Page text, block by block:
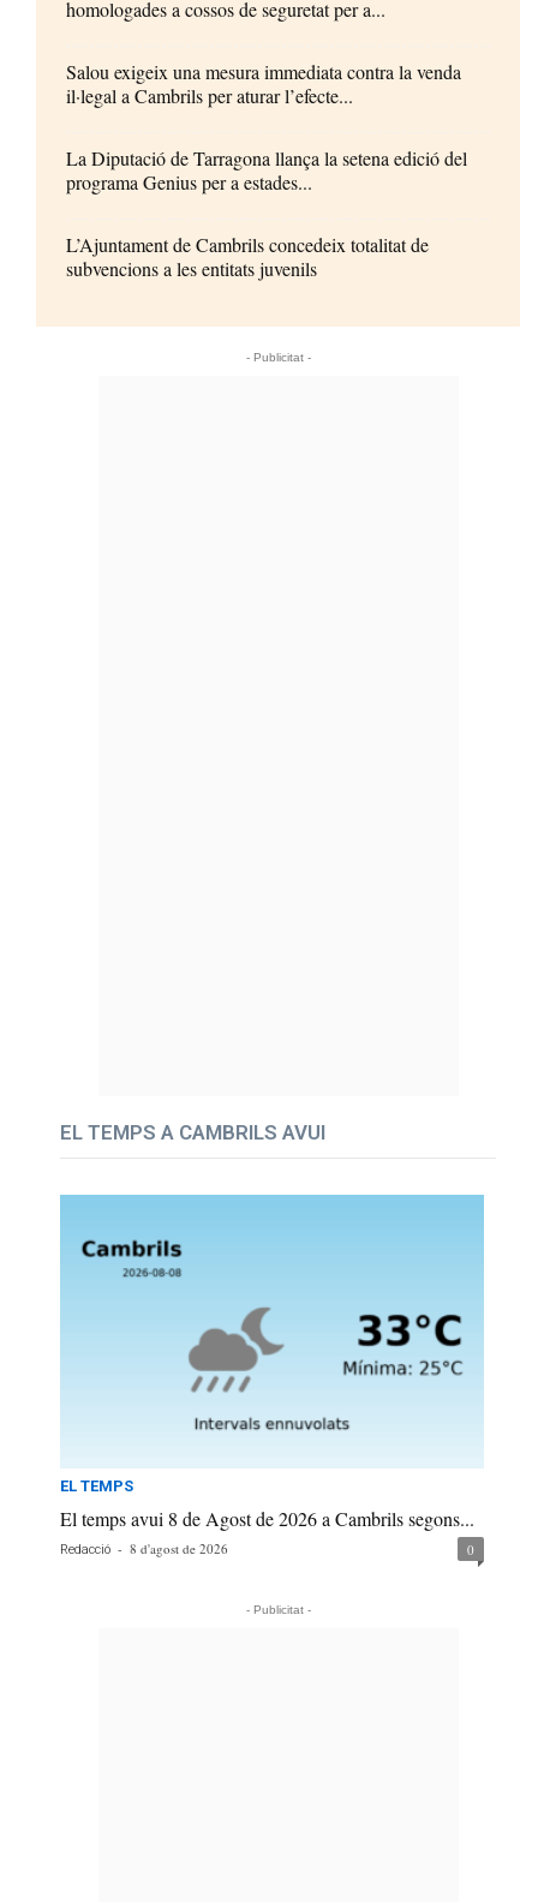
homologades a cossos de seguretat per a...
Salou exigeix una mesura immediata contra la venda
il·legal a Cambrils per aturar l’efecte...
La Diputació de Tarragona llança la setena edició del
programa Genius per a estades...
L’Ajuntament de Cambrils concedeix totalitat de
subvencions a les entitats juvenils
- Publicitat -
EL TEMPS A CAMBRILS AVUI
EL TEMPS
El temps avui 8 de Agost de 2026 a Cambrils segons...
Redacció - 8 d'agost de 2026 0
- Publicitat -